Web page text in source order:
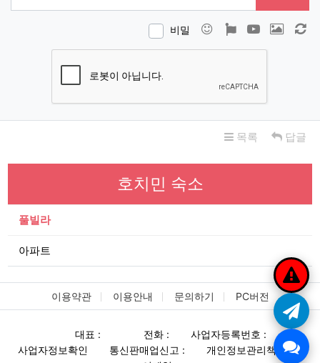
비밀 이모티콘폰트어썸
동영상 이미지
목록 답글
호치민 숙소
풀빌라
아파트
이용약관 이용안내 문의하기 PC버전
대표 : 전화 :
사업자등록번호 :
사업자정보확인
통신판매업신고 :
개인정보관리책임자 :